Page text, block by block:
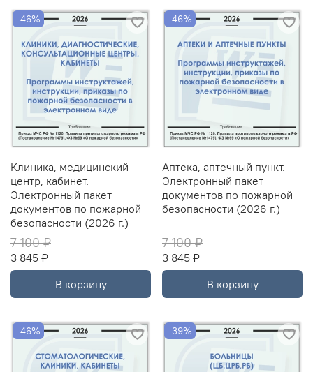
-46%
Клиника, медицинский
центр, кабинет.
Электронный пакет
документов по пожарной
безопасности (2026 г.)
7 100 ₽
3 845 ₽
В корзину
-46%
Аптека, аптечный пункт.
Электронный пакет
документов по пожарной
безопасности (2026 г.)
7 100 ₽
3 845 ₽
В корзину
-46% -39%